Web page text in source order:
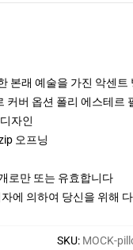
본래 예술을 가진 악센트
커버 옵션 폴리 에스테르
자인
오프닝
로만 또는 유효합니다
에 의하여 당신을 위해
SKU: MOCK-